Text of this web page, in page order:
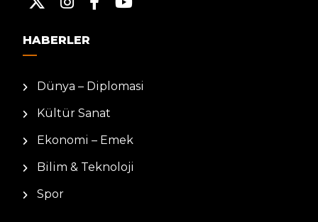
HABERLER
Dünya – Diplomasi
Kültür Sanat
Ekonomi – Emek
Bilim & Teknoloji
Spor